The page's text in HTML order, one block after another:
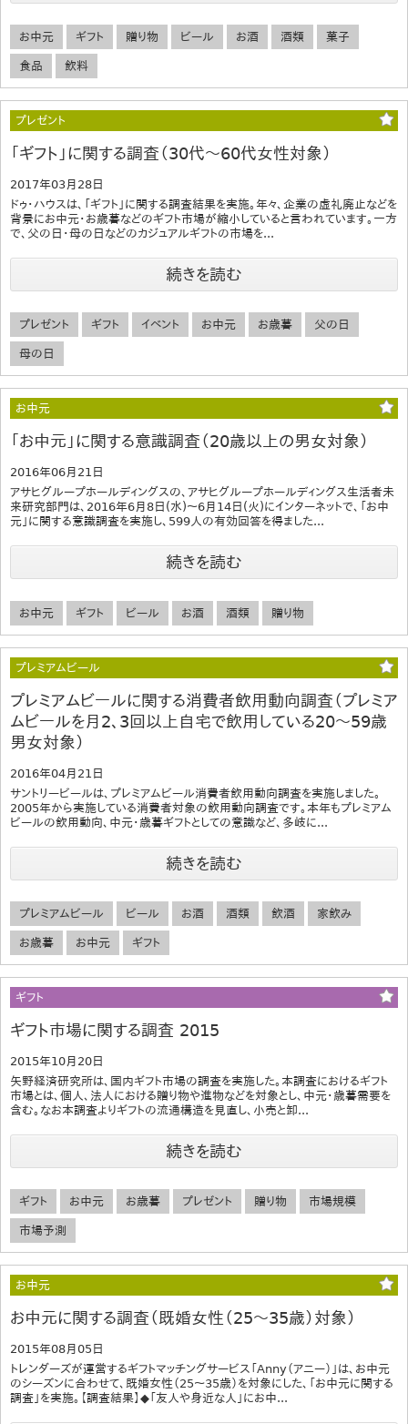
お中元 ギフト 贈り物 ビール お酒 酒類 菓子
食品 飲料
プレゼント
「ギフト」に関する調査（30代～60代女性対象）
2017年03月28日
ドゥ・ハウスは、「ギフト」に関する調査結果を実施。年々、企業の虚礼廃止などを
背景にお中元・お歳暮などのギフト市場が縮小していると言われています。一方
で、父の日・母の日などのカジュアルギフトの市場を...
続きを読む
プレゼント ギフト イベント お中元 お歳暮 父の日
母の日
お中元
「お中元」に関する意識調査（20歳以上の男女対象）
2016年06月21日
アサヒグループホールディングスの、アサヒグループホールディングス生活者未
来研究部門は、2016年6月8日(水)～6月14日(火)にインターネットで、「お中
元」に関する意識調査を実施し、599人の有効回答を得ました...
続きを読む
お中元 ギフト ビール お酒 酒類 贈り物
プレミアムビール
プレミアムビールに関する消費者飲用動向調査（プレミア
ムビールを月2、3回以上自宅で飲用している20～59歳
男女対象）
2016年04月21日
サントリービールは、プレミアムビール消費者飲用動向調査を実施しました。
2005年から実施している消費者対象の飲用動向調査です。本年もプレミアム
ビールの飲用動向、中元・歳暮ギフトとしての意識など、多岐に...
続きを読む
プレミアムビール ビール お酒 酒類 飲酒 家飲み
お歳暮 お中元 ギフト
ギフト
ギフト市場に関する調査 2015
2015年10月20日
矢野経済研究所は、国内ギフト市場の調査を実施した。本調査におけるギフト
市場とは、個人、法人における贈り物や進物などを対象とし、中元・歳暮需要を
含む。なお本調査よりギフトの流通構造を見直し、小売と卸...
続きを読む
ギフト お中元 お歳暮 プレゼント 贈り物 市場規模
市場予測
お中元
お中元に関する調査（既婚女性（25～35歳）対象）
2015年08月05日
トレンダーズが運営するギフトマッチングサービス「Anny（アニー）」は、お中元
のシーズンに合わせて、既婚女性（25～35歳）を対象にした、「お中元に関する
調査」を実施。【調査結果】◆「友人や身近な人」にお中...